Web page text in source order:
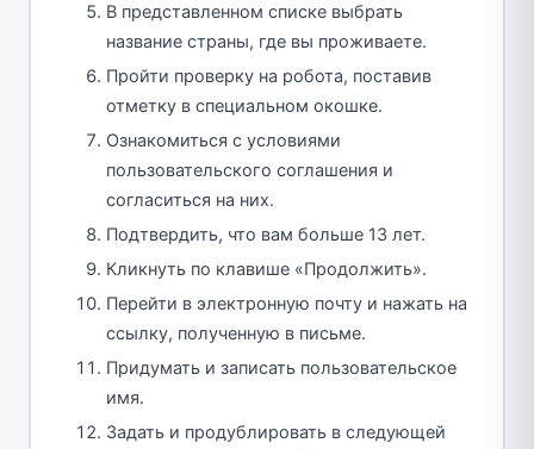
В представленном списке выбрать
название страны, где вы проживаете.
Пройти проверку на робота, поставив
отметку в специальном окошке.
Ознакомиться с условиями
пользовательского соглашения и
согласиться на них.
Подтвердить, что вам больше 13 лет.
Кликнуть по клавише «Продолжить».
Перейти в электронную почту и нажать на
ссылку, полученную в письме.
Придумать и записать пользовательское
имя.
Задать и продублировать в следующей